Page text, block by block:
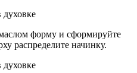
форму и сформируйте
распределите начинку.